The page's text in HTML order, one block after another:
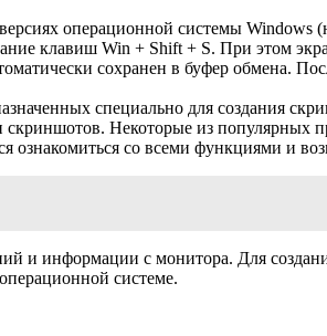
операционной системы Windows
клавиш Win + Shift + S. При этом
сохранен в буфер обмена.
специально для создания
Некоторые из популярных
ознакомиться со всеми функциями и
и информации с монитора. Для
системе.